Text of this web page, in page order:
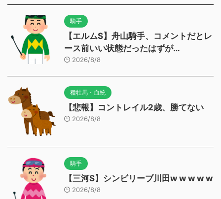
騎手
【エルムS】舟山騎手、コメントだとレ
ース前いい状態だったはずが…
2026/8/8
種牡馬・血統
【悲報】コントレイル2歳、勝てない
2026/8/8
騎手
【三河S】シンビリーブ川田w w w w w
2026/8/8